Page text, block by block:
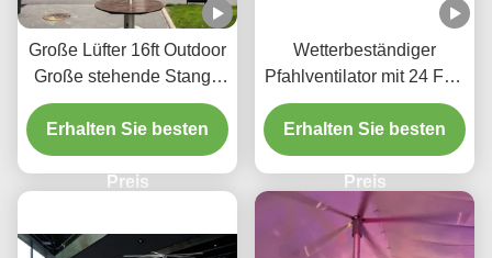
Große Lüfter 16ft Outdoor
Große stehende Stange
Lüfter wasserdicht IP65
Erhalten Sie besten
Preis
Wetterbeständiger
Pfahlventilator mit 24 Fuß
Durchmesser für
Hochzeiten im Freien
Erhalten Sie besten
Preis